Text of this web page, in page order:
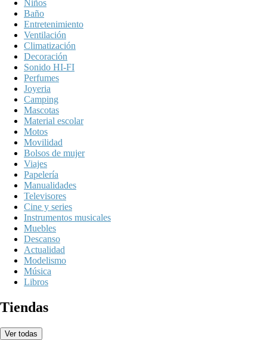
Niños
Baño
Entretenimiento
Ventilación
Climatización
Decoración
Sonido HI-FI
Perfumes
Joyeria
Camping
Mascotas
Material escolar
Motos
Movilidad
Bolsos de mujer
Viajes
Papelería
Manualidades
Televisores
Cine y series
Instrumentos musicales
Muebles
Descanso
Actualidad
Modelismo
Música
Libros
Tiendas
Ver todas